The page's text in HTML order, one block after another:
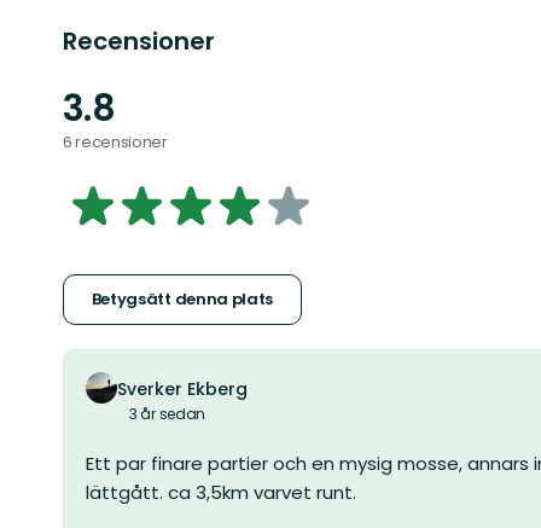
Recensioner
3.8
6 recensioner
3.762477718360072
5
stjärnor
Betygsätt denna plats
Sverker Ekberg
3 år sedan
Ett par finare partier och en mysig mosse,
lättgått. ca 3,5km varvet runt.